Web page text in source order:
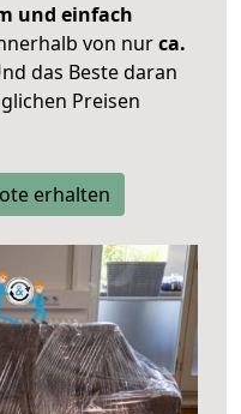
und einfach
von nurca.
das Beste daran
Preisen
erhalten